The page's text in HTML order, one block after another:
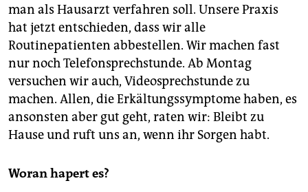
man als Hausarzt verfahren soll. Unsere Praxis
hat jetzt entschieden, dass wir alle
Routinepatienten abbestellen. Wir machen fast
nur noch Telefonsprechstunde. Ab Montag
versuchen wir auch, Videosprechstunde zu
machen. Allen, die Erkältungssymptome haben, es
ansonsten aber gut geht, raten wir: Bleibt zu
Hause und ruft uns an, wenn ihr Sorgen habt.
Woran hapert es?